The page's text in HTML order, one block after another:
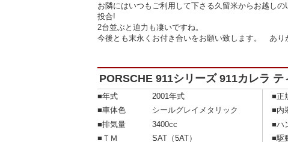
お隣にはいつもご利用して下さる久留米からお越し
投合!
2台並ぶと迫力も凄いですね。
今後とも末永くお付き合いをお願い致します。 あり
PORSCHE 911シリーズ 911カレラ
■年式
2001年式
■車体色
シールグレイメタリック
■排気量
3400cc
■ＴＭ
SAT（5AT）
■正
■内
■ハ
■駆